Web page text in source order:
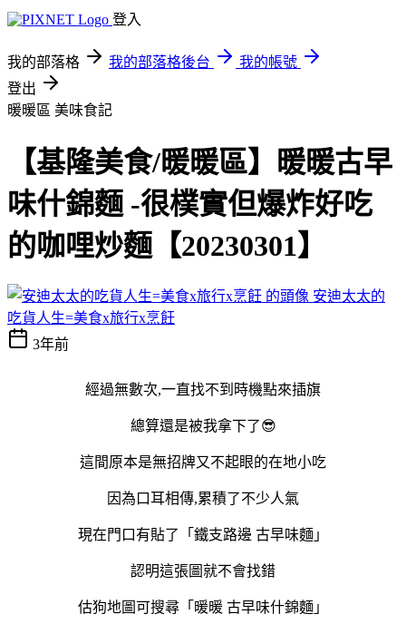
登入
我的部落格 我的部落格後台
我的帳號
登出
暖暖區 美味食記
【基隆美食/暖暖區】暖暖古早
味什錦麵 -很樸實但爆炸好吃
的咖哩炒麵【20230301】
安迪太太的
吃貨人生=美食x旅行x烹飪
3年前
經過無數次,一直找不到時機點來插旗
總算還是被我拿下了😎
這間原本是無招牌又不起眼的在地小吃
因為口耳相傳,累積了不少人氣
現在門口有貼了「鐵支路邊 古早味麵」
認明這張圖就不會找錯
估狗地圖可搜尋「暖暖 古早味什錦麵」